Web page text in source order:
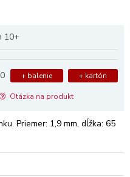
10+
+ balenie + kartón
Otázka na produkt
Priemer: 1,9 mm, dĺžka: 65